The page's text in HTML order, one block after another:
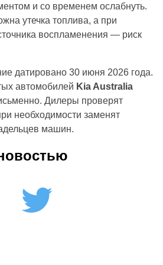
и со временем ослабнуть.
утечка топлива, а при
воспламенения — риск
датировано 30 июня 2026 года.
автомобилей Kia Australia
Дилеры проверят
необходимости заменят
машин.